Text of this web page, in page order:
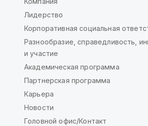
Лидерство
Корпоративная социальная
Разнообразие, справедливость,
и участие
Академическая программа
Партнерская программа
Карьера
Новости
Головной офис/Контакт